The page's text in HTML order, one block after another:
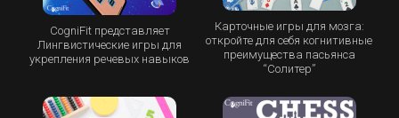
CogniFit представляет
Лингвистические игры для
укрепления речевых навыков
Карточные игры для мозга:
откройте для себя когнитивные
преимущества пасьянса
“Cолитер”